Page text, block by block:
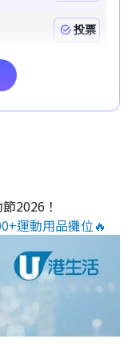
2026！
運動用品攤位🔥